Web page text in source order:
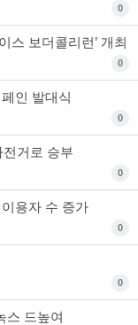
0
스 보더콜리런’ 개최
0
인 발대식
0
거로 승부
0
용자 수 증가
0
0
스 드높여